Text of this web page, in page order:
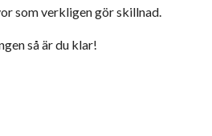
som verkligen gör skillnad.
så är du klar!